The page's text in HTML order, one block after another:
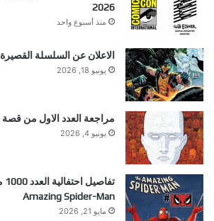
2026
منذ أسبوع واحد
الاعلان عن السلسلة القصيرة Alien Vs. X-Men
يونيو 18, 2026
مراجعة العدد الاول من قصة The Deadman
يونيو 4, 2026
Amazing Spider-Man
مايو 21, 2026